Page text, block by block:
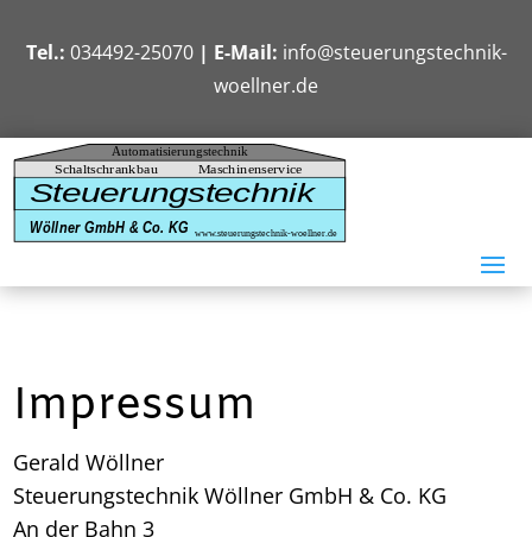
Tel.: 034492-25070 | E-Mail: info@steuerungstechnik-
woellner.de
Impressum
Gerald Wöllner
Steuerungstechnik Wöllner GmbH & Co. KG
An der Bahn 3